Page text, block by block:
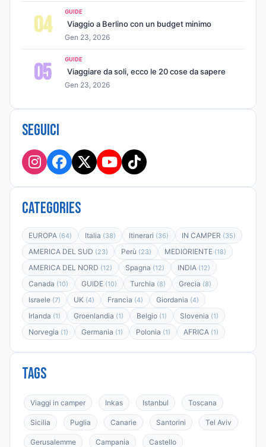
04 GUIDE
Viaggio a Berlino con un budget minimo
Gen 23, 2026
05 GUIDE
Viaggiare da soli, ecco le 20 cose da sapere
Gen 23, 2026
Seguici
Categories
EUROPA (64) Italia (38) Itinerari (36) IN CAMPER (35)
AMERICA DEL SUD (23) Perù (23) MEDIORIENTE (18)
AMERICA DEL NORD (12) Spagna (12) INDIA (12)
Canada (10) GUIDE (10) Turchia (8) Grecia (8)
Israele (7) UK (4) Francia (4) Giordania (4)
Irlanda (1) Groenlandia (1) Belgio (1) Slovenia (1)
Norvegia (1) Germania (1) Polonia (1) AFRICA (1)
Tags
Viaggi in camper Inkas Istanbul Toscana
Sicilia Puglia Canarie Santorini Tel Aviv
Gerusalemme Campania Castello